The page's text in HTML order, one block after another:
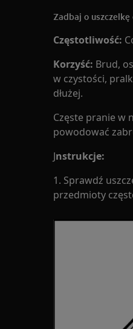
Zadbaj o
Częstotliwość:
Korzyść: Brud,
w czystości,
dłużej.
Częste pranie w
powodować
Jnstrukcje:
1. Sprawdź
przedmioty